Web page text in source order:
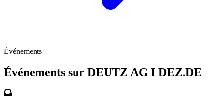
Événements
Événements sur DEUTZ AG I DEZ.DE